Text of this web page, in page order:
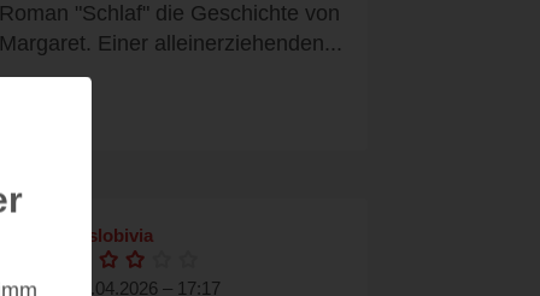
Roman "Schlaf" die Geschichte von
Margaret. Einer alleinerziehenden...
irislobivia
28.04.2026 – 17:17